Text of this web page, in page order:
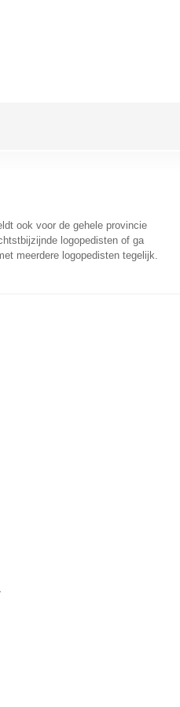
ook voor de gehele provincie
logopedisten of ga
meerdere logopedisten tegelijk.